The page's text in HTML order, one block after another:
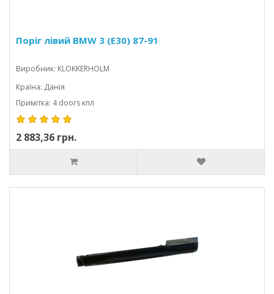
Поріг лівий BMW 3 (E30) 87-91
Виробник: KLOKKERHOLM
Країна: Данія
Примітка: 4 doors кпл
2 883,36 грн.